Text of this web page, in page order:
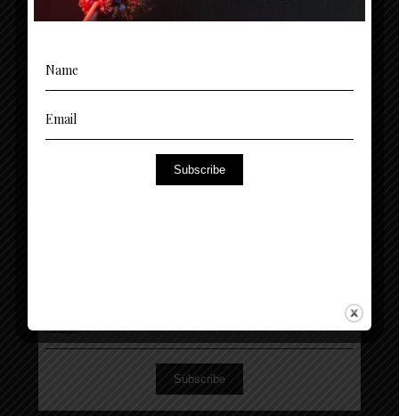
inquires@petitecherie.net
Entra a far parte dell’esclusiva community di
Subscribe
Subscribe